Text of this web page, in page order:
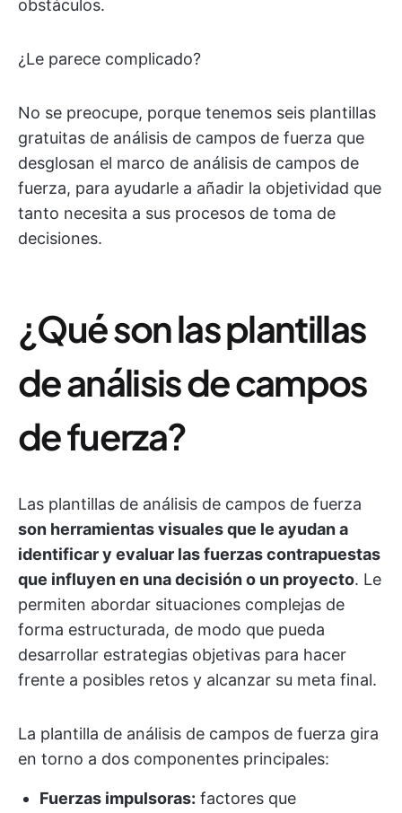
obstáculos.
¿Le parece complicado?
No se preocupe, porque tenemos seis plantillas
gratuitas de análisis de campos de fuerza que
desglosan el marco de análisis de campos de
fuerza, para ayudarle a añadir la objetividad que
tanto necesita a sus procesos de toma de
decisiones.
¿Qué son las plantillas
de análisis de campos
de fuerza?
Las plantillas de análisis de campos de fuerza
son herramientas visuales que le ayudan a
identificar y evaluar las fuerzas contrapuestas
que influyen en una decisión o un proyecto. Le
permiten abordar situaciones complejas de
forma estructurada, de modo que pueda
desarrollar estrategias objetivas para hacer
frente a posibles retos y alcanzar su meta final.
La plantilla de análisis de campos de fuerza gira
en torno a dos componentes principales:
Fuerzas impulsoras: factores que